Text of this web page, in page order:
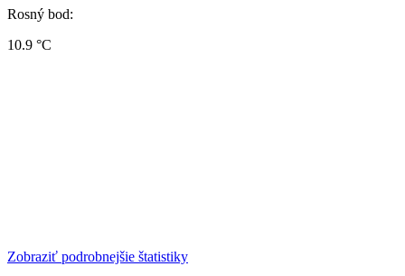
Rosný bod:
10.9 °C
Zobraziť podrobnejšie štatistiky